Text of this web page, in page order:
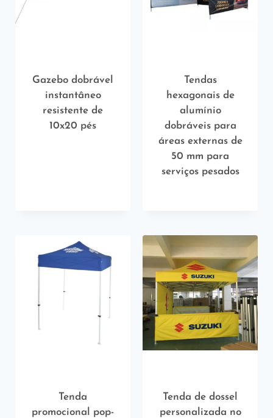
Gazebo dobrável
instantâneo
resistente de
10x20 pés
Tendas
hexagonais de
alumínio
dobráveis ​​para
áreas externas de
50 mm para
serviços pesados
Tenda
promocional pop-
Tenda de dossel
personalizada no